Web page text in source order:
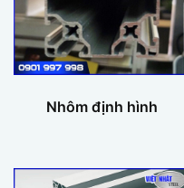
Nhôm định hình